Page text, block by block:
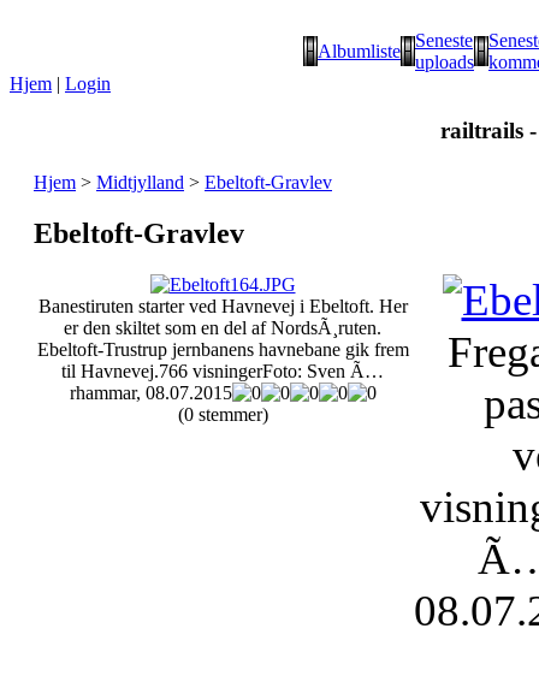
Albumliste
Seneste
uploads
Hjem | Login
railtrails
Hjem > Midtjylland > Ebeltoft-Gravlev
Ebeltoft-Gravlev
Banestiruten starter ved Havnevej i Ebeltoft. Her
er den skiltet som en del af NordsÃ¸ruten.
Ebeltoft-Trustrup jernbanens havnebane gik frem
til Havnevej.766 visningerFoto: Sven Ã…
rhammar, 08.07.2015
(0 stemmer)